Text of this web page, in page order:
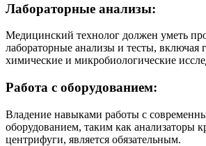
Лабораторные анализы:
Медицинский технолог должен уметь
лабораторные анализы и тесты, включая
химические и микробиологические
Работа с оборудованием:
Владение навыками работы с
оборудованием, таким как анализаторы
центрифуги, является обязательным.